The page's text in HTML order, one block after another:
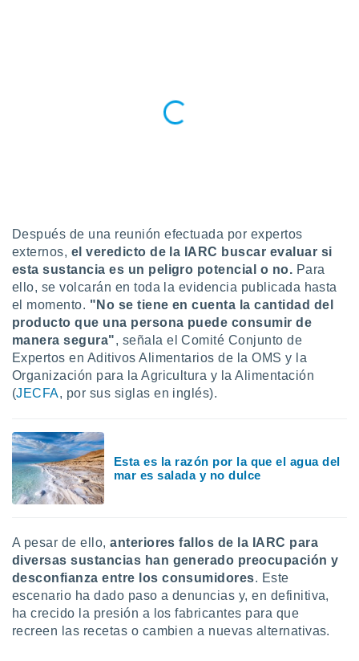
de que
sean
el sitio
se
para
ni para
o
aunque
no
Puedes
abono
Después de una reunión efectuada por expertos
externos, el veredicto de la IARC buscar evaluar si
esta sustancia es un peligro potencial o no. Para
ello, se volcarán en toda la evidencia publicada hasta
el momento. "No se tiene en cuenta la cantidad del
producto que una persona puede consumir de
manera segura", señala el Comité Conjunto de
Expertos en Aditivos Alimentarios de la OMS y la
Organización para la Agricultura y la Alimentación
(JECFA, por sus siglas en inglés).
Esta es la razón por la que el agua del
mar es salada y no dulce
A pesar de ello,anteriores fallos de la IARC para
diversas sustancias han generado preocupación y
desconfianza entre los consumidores. Este
escenario ha dado paso a denuncias y, en definitiva,
ha crecido la presión a los fabricantes para que
recreen las recetas o cambien a nuevas alternativas.